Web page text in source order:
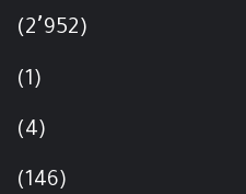
(2٬952)
(1)
(4)
(146)